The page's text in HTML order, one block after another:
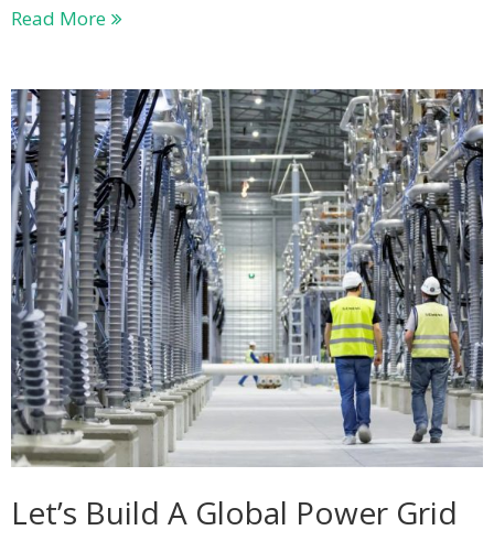
Read More
Let’s Build A Global Power Grid